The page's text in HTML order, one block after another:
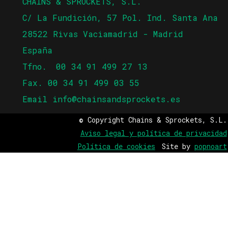
C/ La Fundición, 57 Pol. Ind. Santa Ana
28522 Rivas Vaciamadrid - Madrid
España
Tfno.
00 34 91 499 27 13
Fax. 00 34 91 499 03 55
Email info@chainsandsprockets.es
© Copyright Chains & Sprockets, S.L.
Aviso legal y política de privacidad
Política de cookies
Site by popnoart